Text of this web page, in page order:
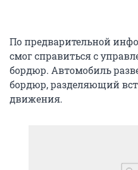
По предварительной
смог справиться с
бордюр. Автомобиль
бордюр, разделяющий
движения.